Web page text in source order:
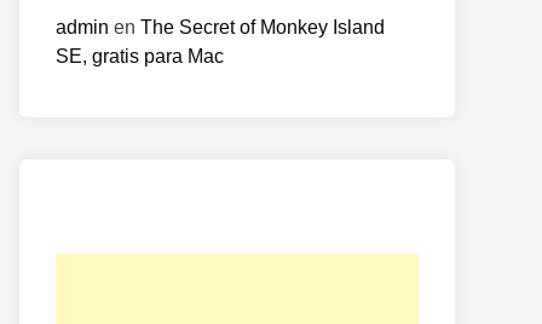
admin en The Secret of Monkey Island
SE, gratis para Mac